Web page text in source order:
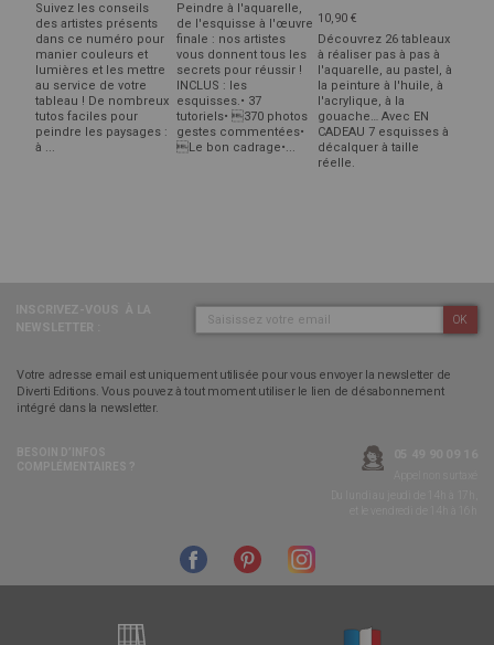
Suivez les conseils
des artistes présents
dans ce numéro pour
manier couleurs et
lumières et les mettre
au service de votre
tableau ! De nombreux
tutos faciles pour
peindre les paysages :
à ...
Peindre à l'aquarelle,
de l'esquisse à l'œuvre
finale : nos artistes
vous donnent tous les
secrets pour réussir !
INCLUS : les
esquisses.• 37
tutoriels• 370 photos
gestes commentées•
Le bon cadrage•...
10,90 €
Découvrez 26 tableaux
à réaliser pas à pas à
l'aquarelle, au pastel, à
la peinture à l'huile, à
l'acrylique, à la
gouache… Avec EN
CADEAU 7 esquisses à
décalquer à taille
réelle.
OK
Votre adresse email est uniquement utilisée pour vous envoyer la newsletter de
Diverti Editions. Vous pouvez à tout moment utiliser le lien de désabonnement
intégré dans la newsletter.